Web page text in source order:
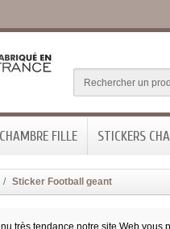
FILLE STICKERS
Sticker Football geant